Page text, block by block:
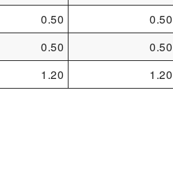
0.50
0.50
0.50
0.50
1.20 1.20